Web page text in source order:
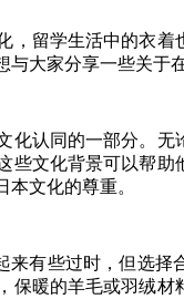
，留学生活中的衣
大家分享一些关于
化认同的一部分。
些文化背景可以帮
文化的尊重。
来有些过时，但选
保暖的羊毛或羽绒